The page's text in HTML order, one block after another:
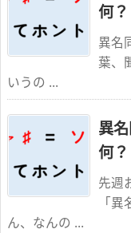
何？
異名
葉、
いうの ...
異
何？
先週
「
ん、なんの ...